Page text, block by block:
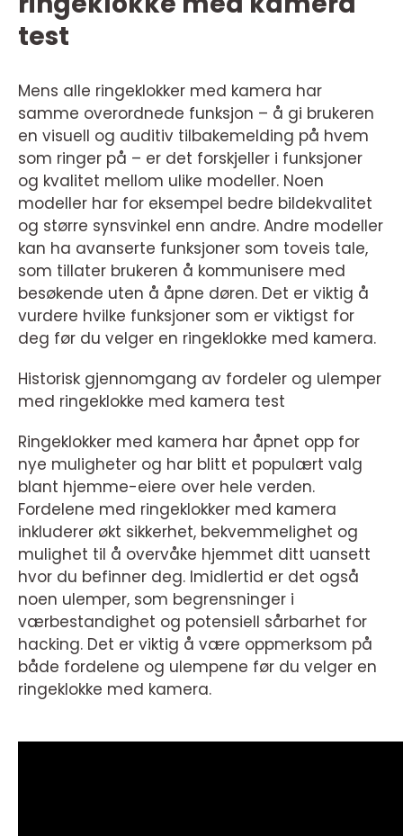
test
Mens alle ringeklokker med kamera har
samme overordnede funksjon – å gi brukeren
en visuell og auditiv tilbakemelding på hvem
som ringer på – er det forskjeller i funksjoner
og kvalitet mellom ulike modeller. Noen
modeller har for eksempel bedre bildekvalitet
og større synsvinkel enn andre. Andre modeller
kan ha avanserte funksjoner som toveis tale,
som tillater brukeren å kommunisere med
besøkende uten å åpne døren. Det er viktig å
vurdere hvilke funksjoner som er viktigst for
deg før du velger en ringeklokke med kamera.
Historisk gjennomgang av fordeler og ulemper
med ringeklokke med kamera test
Ringeklokker med kamera har åpnet opp for
nye muligheter og har blitt et populært valg
blant hjemme-eiere over hele verden.
Fordelene med ringeklokker med kamera
inkluderer økt sikkerhet, bekvemmelighet og
mulighet til å overvåke hjemmet ditt uansett
hvor du befinner deg. Imidlertid er det også
noen ulemper, som begrensninger i
værbestandighet og potensiell sårbarhet for
hacking. Det er viktig å være oppmerksom på
både fordelene og ulempene før du velger en
ringeklokke med kamera.